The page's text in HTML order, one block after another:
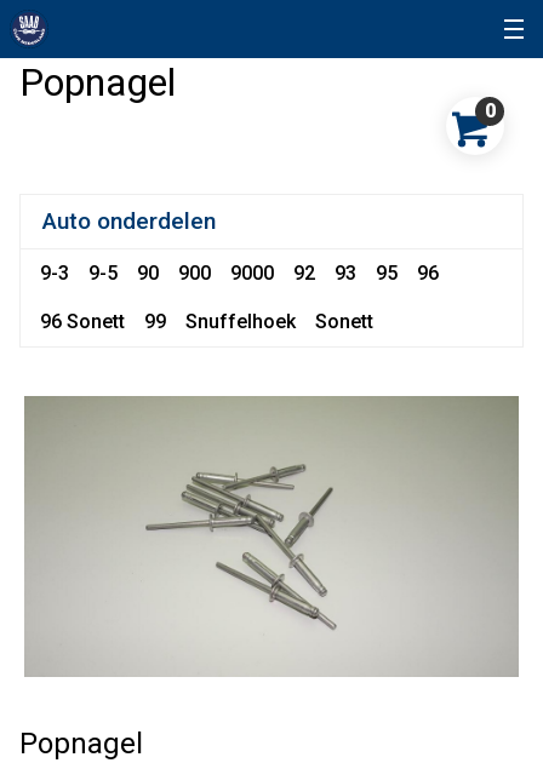
Popnagel
0
Auto onderdelen
9-3 9-5 90 900 9000 92 93 95 96
96 Sonett 99 Snuffelhoek Sonett
Popnagel